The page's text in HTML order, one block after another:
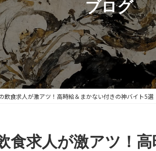
ブログ
飲食求人が激アツ！高時給＆まかない付きの神バイト5選
食求人が激アツ！